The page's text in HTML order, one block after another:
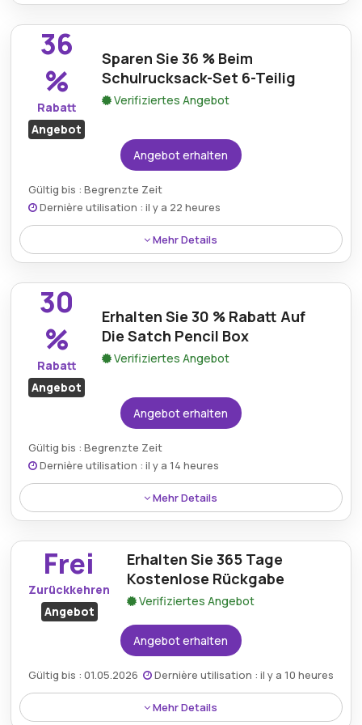
Mit einem Rabatt von 40 % auf den Blackbeat
Mistique können Käufer einen erheblichen Rabatt auf
stilvolle und funktionale Artikel erzielen und so ihr
Einkaufserlebnis zusätzlich sparen.
36
%
Rabatt
Angebot
Sparen Sie 36 % Beim
Schulrucksack-Set 6-Teilig
Verifiziertes Angebot
Angebot erhalten
Gültig bis : Begrenzte Zeit
Dernière utilisation : il y a 22 heures
Mehr Details
Auf ein Set mit 6 Schulrucksäcken gibt es einen
Rabatt von 36 %. Dies bietet ein hervorragendes
Preis-Leistungs-Verhältnis für alle, die große Mengen
kaufen oder mehrere Rucksäcke für eine Schule
bereitstellen möchten.
30
%
Rabatt
Angebot
Erhalten Sie 30 % Rabatt Auf
Die Satch Pencil Box
Verifiziertes Angebot
Angebot erhalten
Gültig bis : Begrenzte Zeit
Dernière utilisation : il y a 14 heures
Mehr Details
Auf die Stifteboxen von Satch gibt es einen Rabatt
von 30 %. Mit diesem Sonderangebot ist es einfacher
denn je, hochwertige, langlebige Federmäppchen zu
einem Bruchteil der Kosten zu ergattern.
Frei
Zurückkehren
Angebot
Erhalten Sie 365 Tage
Kostenlose Rückgabe
Verifiziertes Angebot
Angebot erhalten
Gültig bis : 01.05.2026 Dernière utilisation : il y a 10 heures
Mehr Details